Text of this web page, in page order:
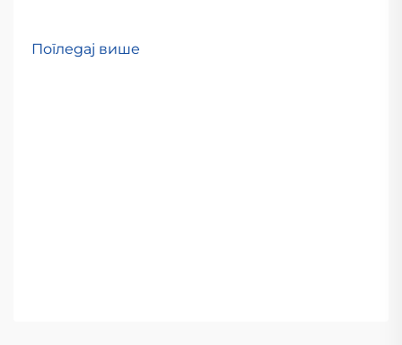
Погледај више